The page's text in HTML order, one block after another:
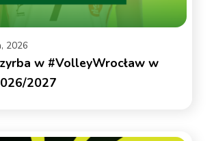
2026
w #VolleyWrocław w
2027